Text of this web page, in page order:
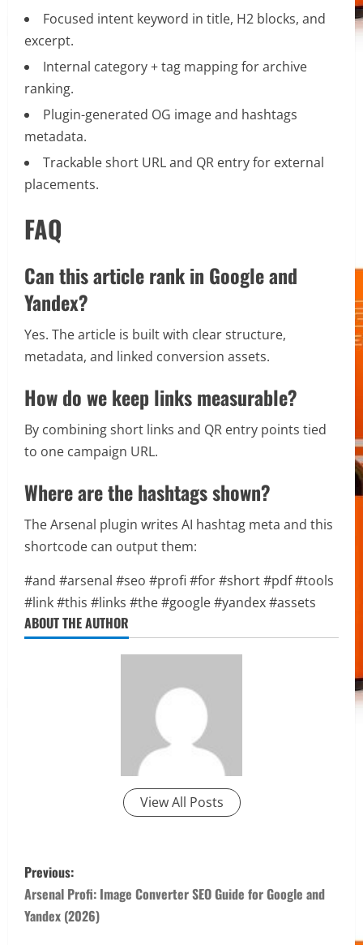
Focused intent keyword in title, H2 blocks, and
excerpt.
Internal category + tag mapping for archive
ranking.
Plugin-generated OG image and hashtags
metadata.
Trackable short URL and QR entry for external
placements.
FAQ
Can this article rank in Google and
Yandex?
Yes. The article is built with clear structure,
metadata, and linked conversion assets.
How do we keep links measurable?
By combining short links and QR entry points tied
to one campaign URL.
Where are the hashtags shown?
The Arsenal plugin writes AI hashtag meta and this
shortcode can output them:
#and #arsenal #seo #profi #for#short#pdf#tools
#link#this #links #the#google#yandex#assets
ABOUT THE AUTHOR
View All Posts
P
o
s
Previous:
Arsenal Profi: Image Converter SEO Guide for Google and
Yandex (2026)